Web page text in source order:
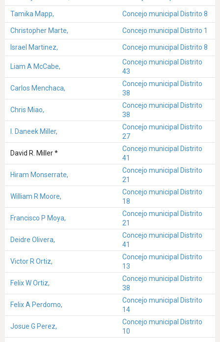
Tamika Mapp, Concejo municipal Distrito 8
Christopher Marte, Concejo municipal Distrito 1
Israel Martinez, Concejo municipal Distrito 8
Liam A McCabe,
Concejo municipal Distrito
43
Carlos Menchaca,
Concejo municipal Distrito
38
Chris Miao,
Concejo municipal Distrito
38
I. Daneek Miller,
Concejo municipal Distrito
27
David R. Miller *
Concejo municipal Distrito
41
Hiram Monserrate,
Concejo municipal Distrito
21
William R Moore,
Concejo municipal Distrito
18
Francisco P Moya,
Concejo municipal Distrito
21
Deidre Olivera,
Concejo municipal Distrito
41
Victor R Ortiz,
Concejo municipal Distrito
13
Felix W Ortiz,
Concejo municipal Distrito
38
Felix A Perdomo,
Concejo municipal Distrito
14
Josue G Perez,
Concejo municipal Distrito
10